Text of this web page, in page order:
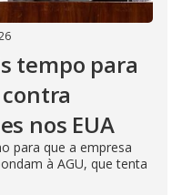
tempo para
nos EUA
para que a empresa
à AGU, que tenta